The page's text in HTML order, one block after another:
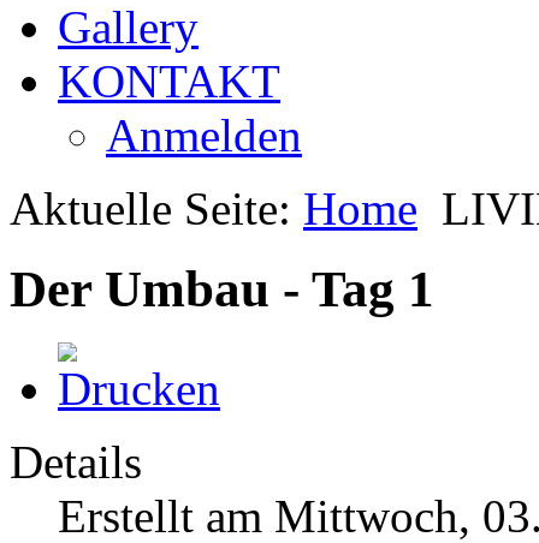
Gallery
KONTAKT
Anmelden
Aktuelle Seite: Home
Der Umbau - Tag 1
Details
Erstellt am Mittwoch,